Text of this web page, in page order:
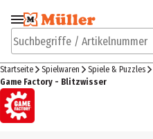
Zur Navigation
springen
Suchbegriffe / Artikelnummer
Startseite Spielwaren Spiele & Puzzles
Game Factory - Blitzwisser